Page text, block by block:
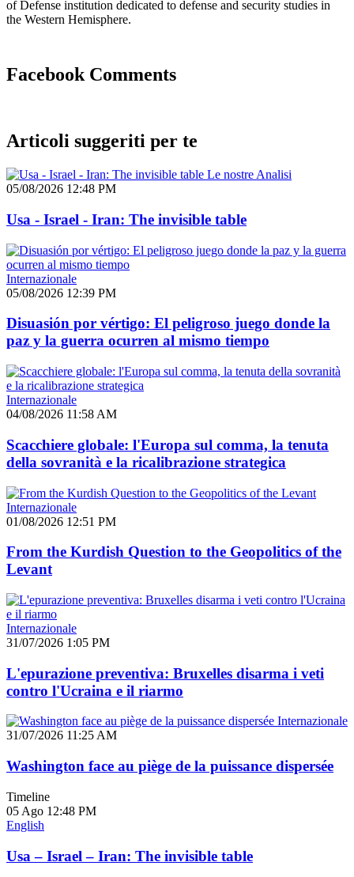
of Defense institution dedicated to defense and security studies in
the Western Hemisphere.
Facebook Comments
Articoli suggeriti per te
Le nostre Analisi
05/08/2026 12:48 PM
Usa - Israel - Iran: The invisible table
Internazionale
05/08/2026 12:39 PM
Disuasión por vértigo: El peligroso juego donde la
paz y la guerra ocurren al mismo tiempo
Internazionale
04/08/2026 11:58 AM
Scacchiere globale: l'Europa sul comma, la tenuta
della sovranità e la ricalibrazione strategica
Internazionale
01/08/2026 12:51 PM
From the Kurdish Question to the Geopolitics of the
Levant
Internazionale
31/07/2026 1:05 PM
L'epurazione preventiva: Bruxelles disarma i veti
contro l'Ucraina e il riarmo
Internazionale
31/07/2026 11:25 AM
Washington face au piège de la puissance dispersée
Timeline
05 Ago 12:48 PM
English
Usa – Israel – Iran: The invisible table